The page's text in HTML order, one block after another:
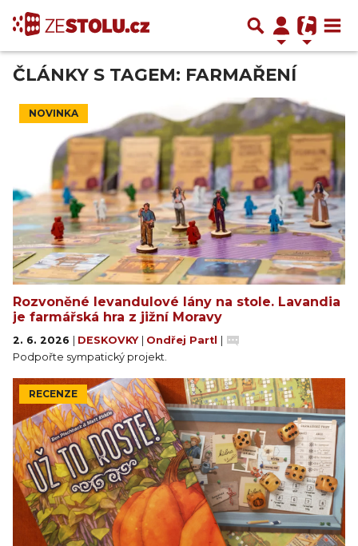
ČLÁNKY S TAGEM: FARMAŘENÍ
NOVINKA
Rozvoněné levandulové lány na stole. Lavandia
je farmářská hra z jižní Moravy
2. 6. 2026 DESKOVKY Ondřej Partl
Podpořte sympatický projekt.
RECENZE